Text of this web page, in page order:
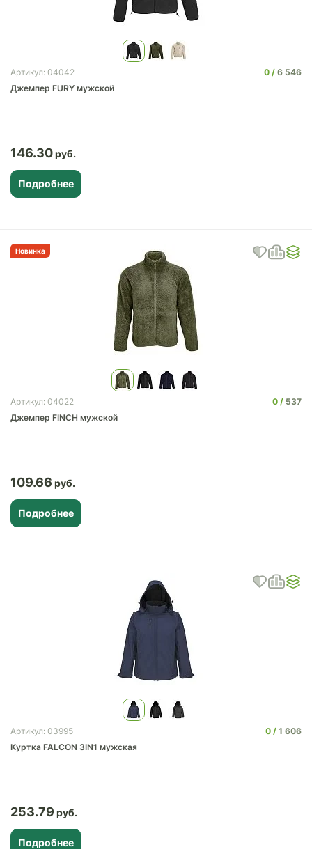
Артикул: 04042 0
6 546
Джемпер FURY мужской
146.30
Подробнее
Новинка
Артикул: 04022 0
537
Джемпер FINCH мужской
109.66
Подробнее
Артикул: 03995 0
1 606
Куртка FALCON 3IN1 мужская
253.79
Подробнее